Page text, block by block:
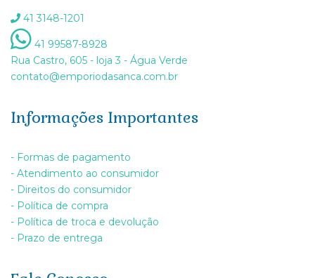
41 3148-1201
41 99587-8928
Rua Castro, 605 - loja 3 - Água Verde
contato@emporiodasanca.com.br
Informações Importantes
- Formas de pagamento
- Atendimento ao consumidor
- Direitos do consumidor
- Política de compra
- Política de troca e devolução
- Prazo de entrega